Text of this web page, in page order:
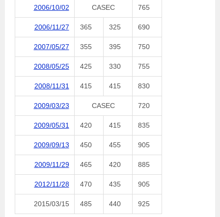
2006/10/02 CASEC 765
2006/11/27 365 325 690
2007/05/27 355 395 750
2008/05/25 425 330 755
2008/11/31 415 415 830
2009/03/23 CASEC 720
2009/05/31 420 415 835
2009/09/13 450 455 905
2009/11/29 465 420 885
2012/11/28 470 435 905
2015/03/15 485 440 925